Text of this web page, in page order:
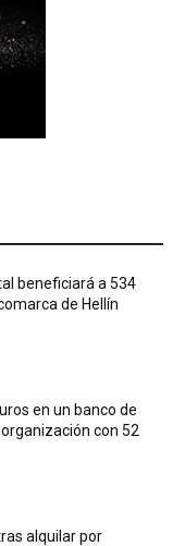
beneficiará a 534
de Hellín
en un banco de
con 52
alquilar por